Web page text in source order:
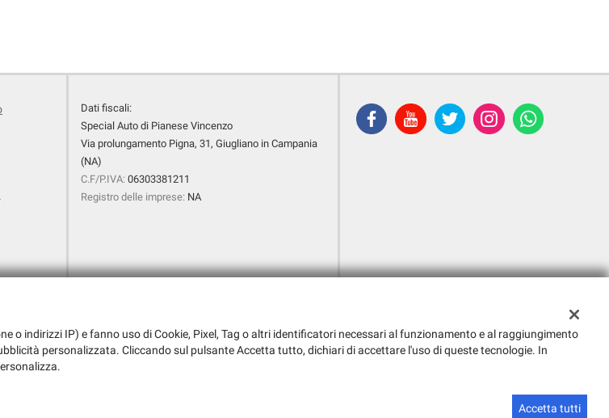
assistito
Dati fiscali:
Special Auto di Pianese Vincenzo
Via prolungamento Pigna, 31, Giugliano in Campania
(NA)
C.F/P.IVA: 06303381211
Registro delle imprese: NA
GestionaleAuto.com
indirizzi IP) e fanno uso di Cookie, Pixel, Tag o altri identificatori necessari al funzionamento e al raggiungimento
personalizzata. Cliccando sul pulsante Accetta tutto, dichiari di accettare l'uso di queste tecnologie. In
Accetta tutti